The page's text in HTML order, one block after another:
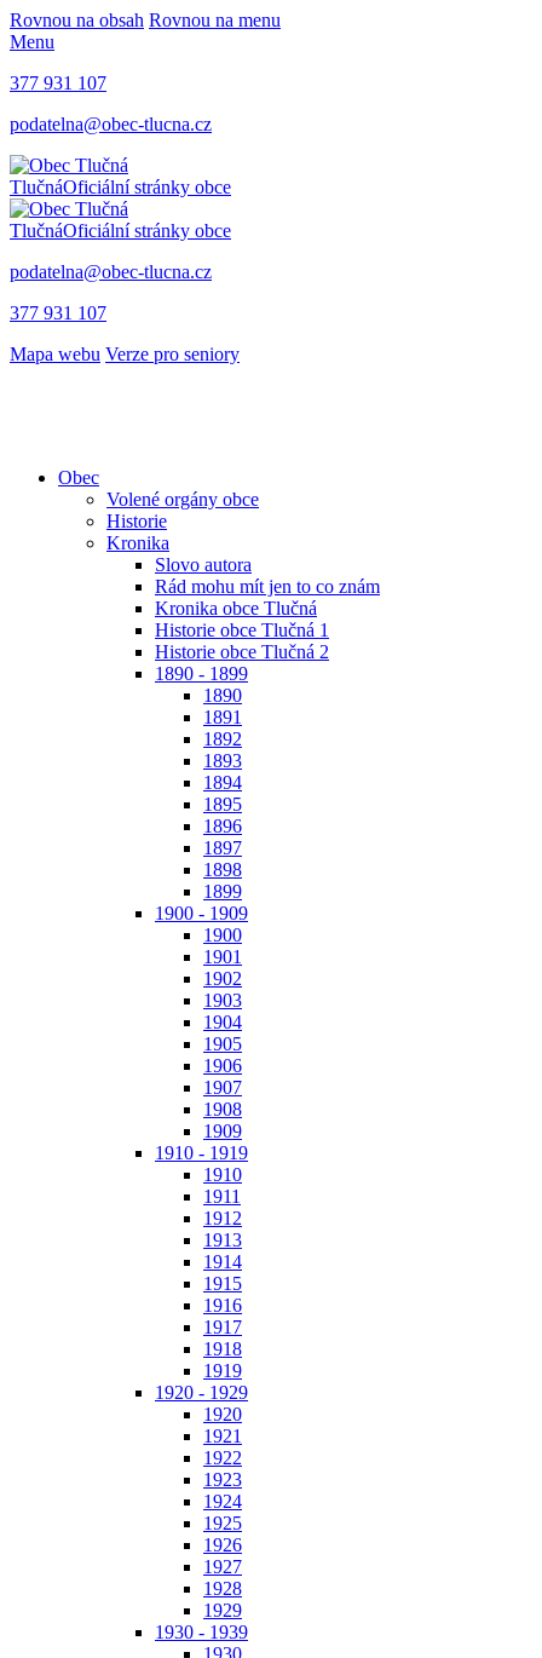
Rovnou na obsah Rovnou na menu
Menu
377 931 107
podatelna@obec-tlucna.cz
TlučnáOficiální stránky obce
TlučnáOficiální stránky obce
podatelna@obec-tlucna.cz
377 931 107
Mapa webu Verze pro seniory
Obec
Volené orgány obce
Historie
Kronika
Slovo autora
Rád mohu mít jen to co znám
Kronika obce Tlučná
Historie obce Tlučná 1
Historie obce Tlučná 2
1890 - 1899
1890
1891
1892
1893
1894
1895
1896
1897
1898
1899
1900 - 1909
1900
1901
1902
1903
1904
1905
1906
1907
1908
1909
1910 - 1919
1910
1911
1912
1913
1914
1915
1916
1917
1918
1919
1920 - 1929
1920
1921
1922
1923
1924
1925
1926
1927
1928
1929
1930 - 1939
1930